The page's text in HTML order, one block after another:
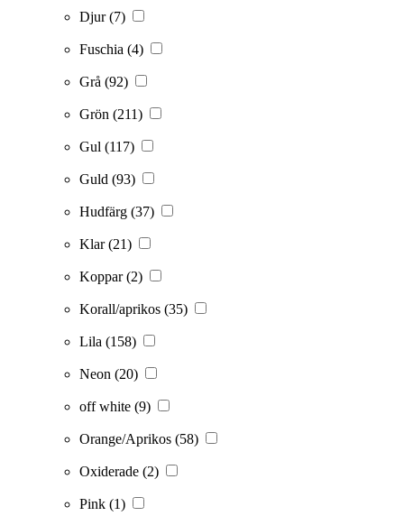
Djur(7)
Fuschia (4)
Grå (92)
Grön (211)
Gul (117)
Guld (93)
Hudfärg (37)
Klar(21)
Koppar(2)
Korall/aprikos (35)
Lila (158)
Neon (20)
off white (9)
Orange/Aprikos (58)
Oxiderade (2)
Pink (1)